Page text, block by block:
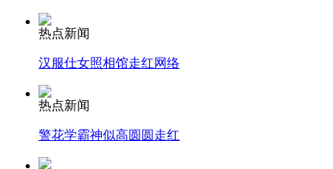
外交部：有关国家言论片面不公正
安徽一实载49人客车翻车
热点新闻
汉服仕女照相馆走红网络
热点新闻
警花学霸神似高圆圆走红